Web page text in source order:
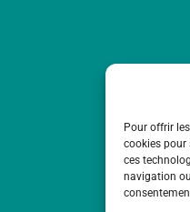
Pour offrir
cookies pour
ces
navigation